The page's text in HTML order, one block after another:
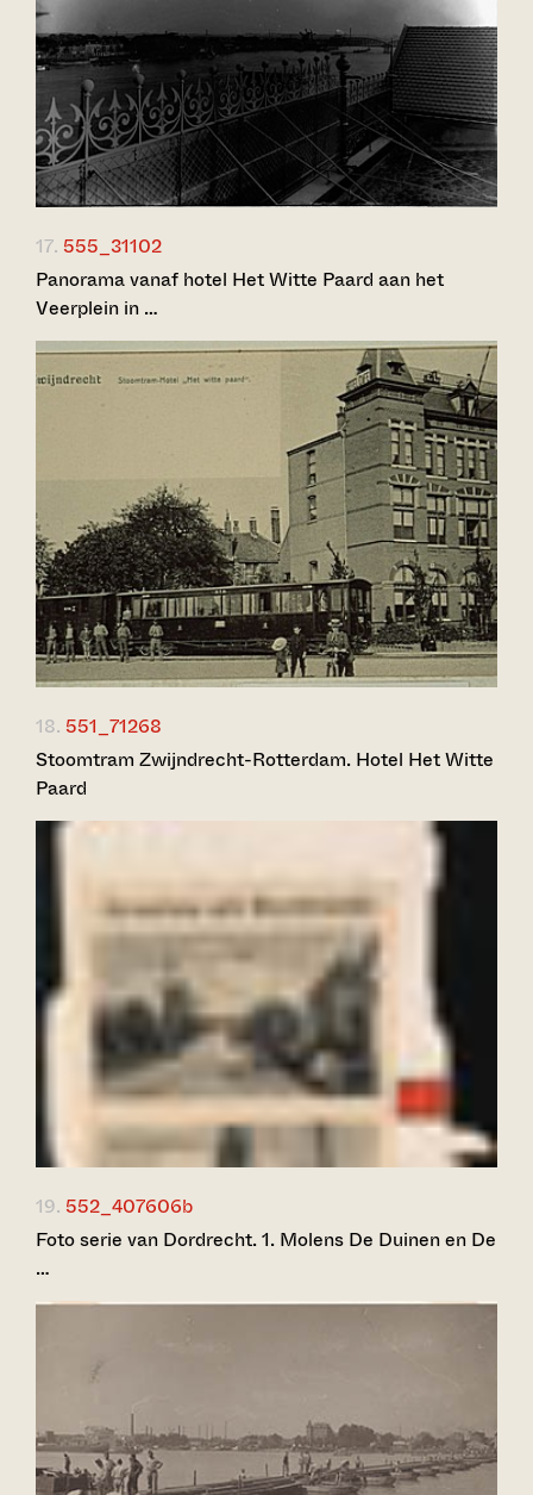
17. 555_31102
Panorama vanaf hotel Het Witte Paard aan het
Veerplein in …
18. 551_71268
Stoomtram Zwijndrecht-Rotterdam. Hotel Het Witte
Paard
19. 552_407606b
Foto serie van Dordrecht. 1. Molens De Duinen en De
…